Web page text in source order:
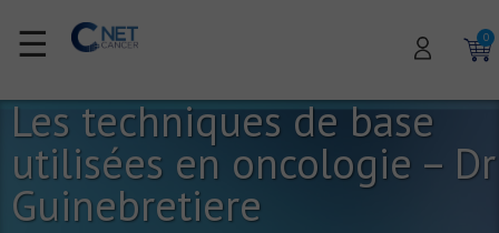
☰ 0
Les techniques de base
utilisées en oncologie – Dr
Guinebretiere